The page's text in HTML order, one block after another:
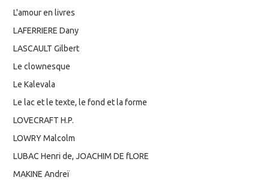
L'amour en livres
LAFERRIERE Dany
LASCAULT Gilbert
Le clownesque
Le Kalevala
Le lac et le texte, le fond et la forme
LOVECRAFT H.P.
LOWRY Malcolm
LUBAC Henri de, JOACHIM DE fLORE
MAKINE Andreï